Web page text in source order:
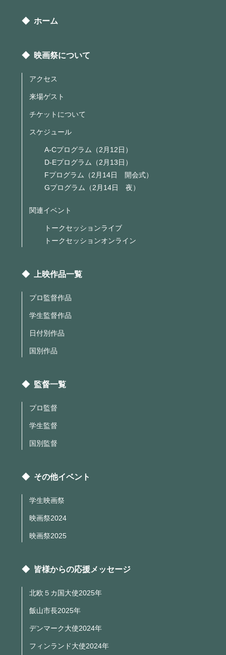
◆ ホーム
◆ 映画祭について
アクセス
来場ゲスト
チケットについて
スケジュール
A-Cプログラム（2月12日）
D-Eプログラム（2月13日）
Fプログラム（2月14日 開会式）
Gプログラム（2月14日 夜）
関連イベント
トークセッションライブ
トークセッションオンライン
◆ 上映作品一覧
プロ監督作品
学生監督作品
日付別作品
国別作品
◆ 監督一覧
プロ監督
学生監督
国別監督
◆ その他イベント
学生映画祭
映画祭2024
映画祭2025
◆ 皆様からの応援メッセージ
北欧５カ国大使2025年
飯山市長2025年
デンマーク大使2024年
フィンランド大使2024年